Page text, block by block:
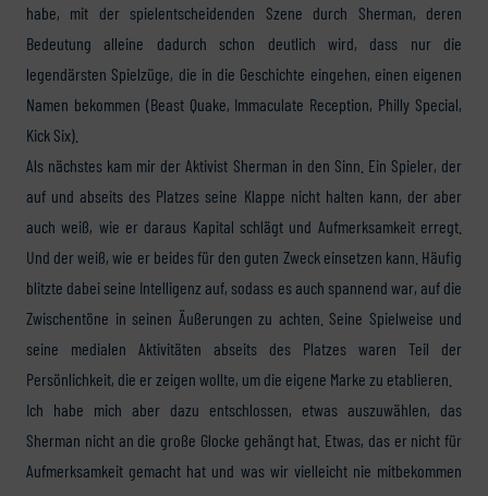
habe, mit der spielentscheidenden Szene durch Sherman, deren
Bedeutung alleine dadurch schon deutlich wird, dass nur die
legendärsten Spielzüge, die in die Geschichte eingehen, einen eigenen
Namen bekommen (Beast Quake, Immaculate Reception, Philly Special,
Kick Six).
Als nächstes kam mir der Aktivist Sherman in den Sinn. Ein Spieler, der
auf und abseits des Platzes seine Klappe nicht halten kann, der aber
auch weiß, wie er daraus Kapital schlägt und Aufmerksamkeit erregt.
Und der weiß, wie er beides für den guten Zweck einsetzen kann. Häufig
blitzte dabei seine Intelligenz auf, sodass es auch spannend war, auf die
Zwischentöne in seinen Äußerungen zu achten. Seine Spielweise und
seine medialen Aktivitäten abseits des Platzes waren Teil der
Persönlichkeit, die er zeigen wollte, um die eigene Marke zu etablieren.
Ich habe mich aber dazu entschlossen, etwas auszuwählen, das
Sherman nicht an die große Glocke gehängt hat. Etwas, das er nicht für
Aufmerksamkeit gemacht hat und was wir vielleicht nie mitbekommen